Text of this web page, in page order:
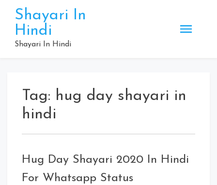
content
Shayari In
Hindi
Shayari In Hindi
Tag: hug day shayari in
hindi
Hug Day Shayari 2020 In Hindi
For Whatsapp Status